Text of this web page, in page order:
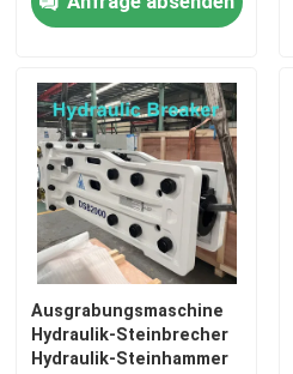
Bucket Rotation
Screening Fabrik guter
Verkauf geeigneter
Excavator
Ausgrabungsmaschine
Hydraulik-Steinbrecher
Hydraulik-Steinhammer